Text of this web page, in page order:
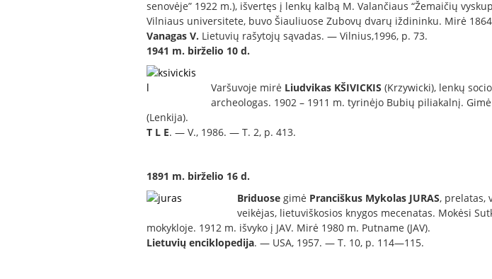
senovėje” 1922 m.), išvertęs į lenkų kalbą M. Valančiaus “Žemaičių
Vilniaus universitete, buvo Šiauliuose Zubovų dvarų iždininku. Mirė
Vanagas V. Lietuvių rašytojų sąvadas. — Vilnius,1996, p. 73.
1941 m. birželio 10 d.
Varšuvoje mirė Liudvikas KŠIVICKIS (Krzywicki), lenkų
archeologas. 1902 – 1911 m. tyrinėjo Bubių piliakalnį. Gimė
(Lenkija).
T L E. — V., 1986. — T. 2, p. 413.
1891 m. birželio 16 d.
Briduose gimė Pranciškus Mykolas JURAS, prelatas,
veikėjas, lietuviškosios knygos mecenatas. Mokėsi
mokykloje. 1912 m. išvyko į JAV. Mirė 1980 m. Putname (JAV).
Lietuvių enciklopedija. — USA, 1957. — T. 10, p. 114—115.